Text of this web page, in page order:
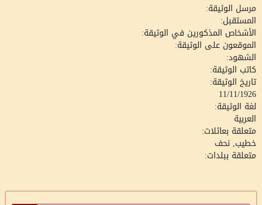
مرسل الوثيقة:
المستقبل:
الأشخاص المذكورين في الوثيقة:
الموقعون على الوثيقة:
الشهود:
كاتب الوثيقة:
تاريخ الوثيقة:
11/11/1926
لغة الوثيقة:
العربية
متعلقة بعائلات:
خطيب, نحف
متعلقة ببلدات: